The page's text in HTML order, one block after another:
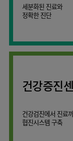
인지장애
류마티스센터
복강경수술센터
가정의학과
마취통증의학과
응급의학과
세분화된 진료와
정확한 진단
건강증진
건강검진에서 진료
협진시스템 구축